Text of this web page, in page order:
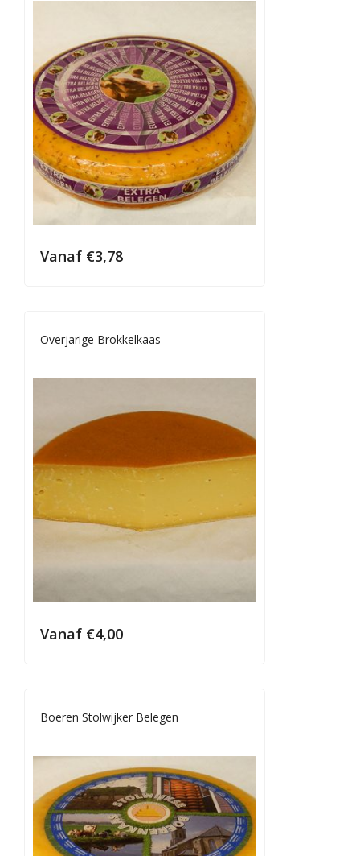
Vanaf €3,78
Overjarige Brokkelkaas
Vanaf €4,00
Boeren Stolwijker Belegen